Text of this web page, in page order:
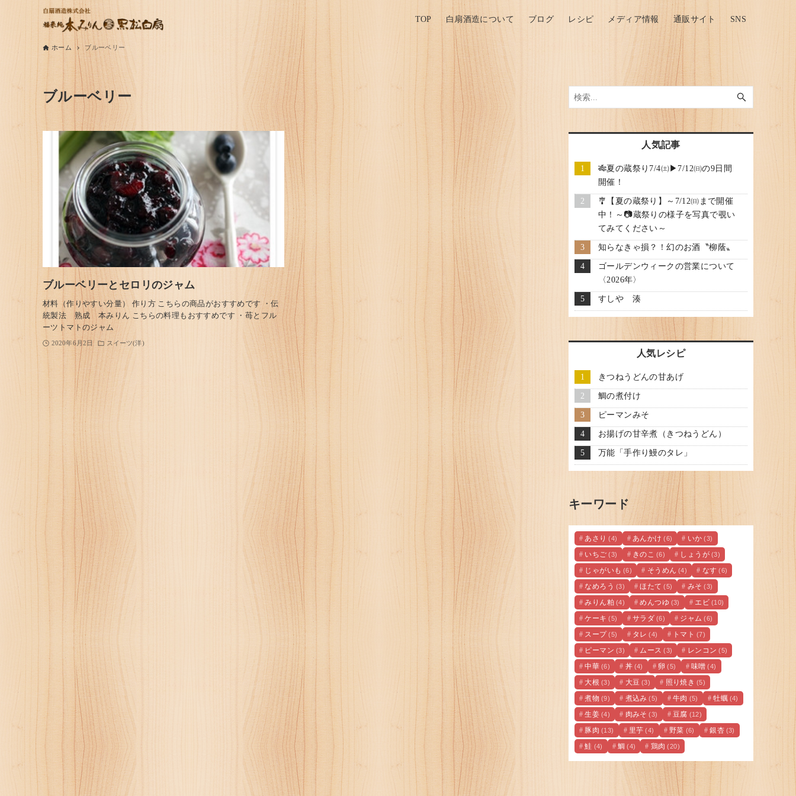
TOP 白扇酒造について ブログ レシピ メディア情報 通販サイト SNS
ホーム ブルーベリー
ブルーベリー
ブルーベリーとセロリのジャム
材料（作りやすい分量） 作り方 こちらの商品がおすすめです ・伝
統製法 熟成 本みりん こちらの料理もおすすめです ・苺とフル
ーツトマトのジャム
2020年6月2日 スイーツ(洋)
人気記事
🎋夏の蔵祭り7/4㈯▶7/12㈰の9日間
開催！
🎐【夏の蔵祭り】～7/12㈰まで開催
中！～📷蔵祭りの様子を写真で覗い
てみてください～
知らなきゃ損？！幻のお酒〝柳蔭〟
ゴールデンウィークの営業について
〈2026年〉
すしや 湊
人気レシピ
きつねうどんの甘あげ
鯛の煮付け
ピーマンみそ
お揚げの甘辛煮（きつねうどん）
万能「手作り鰻のタレ」
キーワード
あさり (4) あんかけ (6) いか (3)
いちご (3) きのこ (6) しょうが (3)
じゃがいも (6) そうめん (4) なす (6)
なめろう (3) ほたて (5) みそ (3)
みりん粕 (4) めんつゆ (3) エビ (10)
ケーキ (5) サラダ (6) ジャム (6)
スープ (5) タレ (4) トマト (7)
ピーマン (3) ムース (3) レンコン (5)
中華 (6) 丼 (4) 卵 (5) 味噌 (4)
大根 (3) 大豆 (3) 照り焼き (5)
煮物 (9) 煮込み (5) 牛肉 (5) 牡蠣 (4)
生姜 (4) 肉みそ (3) 豆腐 (12)
豚肉 (13) 里芋 (4) 野菜 (6) 銀杏 (3)
鮭 (4) 鯛 (4) 鶏肉 (20)